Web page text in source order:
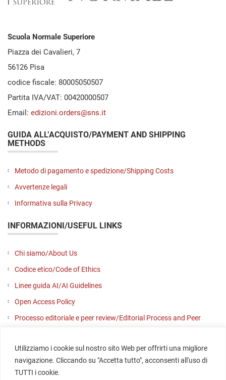
Utilizziamo i cookie sul nostro sito Web per offrirti una migliore
navigazione. Cliccando su "Accetta tutto", acconsenti all'uso di
TUTTI i cookie.
Scuola Normale Superiore
Piazza dei Cavalieri, 7
56126 Pisa
codice fiscale: 80005050507
Partita IVA/VAT: 00420000507
Email: edizioni.orders@sns.it
GUIDA ALL’ACQUISTO/PAYMENT AND SHIPPING
METHODS
Metodo di pagamento e spedizione/Shipping Costs
Avvertenze legali
Informativa sulla Privacy
INFORMAZIONI/USEFUL LINKS
Chi siamo/About Us
Codice etico/Code of Ethics
Linee guida AI/AI Guidelines
Open Access Policy
Processo editoriale e peer review/Editorial Process and Peer
Contattaci/Contact us
SOCIAL